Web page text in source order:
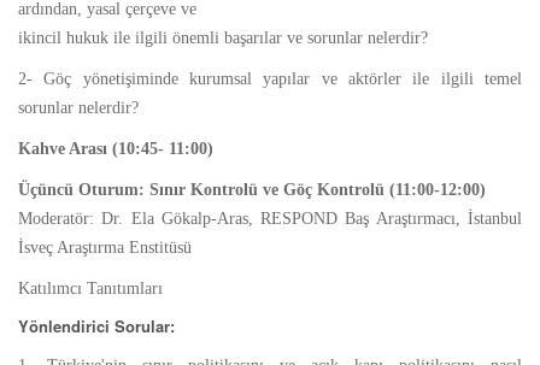
ardından, yasal çerçeve ve
ikincil hukuk ile ilgili önemli başarılar ve sorunlar nelerdir?
2- Göç yönetişiminde kurumsal yapılar ve aktörler ile ilgili temel
sorunlar nelerdir?
Kahve Arası (10:45- 11:00)
Üçüncü Oturum: Sınır Kontrolü ve Göç Kontrolü (11:00-12:00)
Moderatör: Dr. Ela Gökalp-Aras, RESPOND Baş Araştırmacı, İstanbul
İsveç Araştırma Enstitüsü
Katılımcı Tanıtımları
Yönlendirici Sorular: